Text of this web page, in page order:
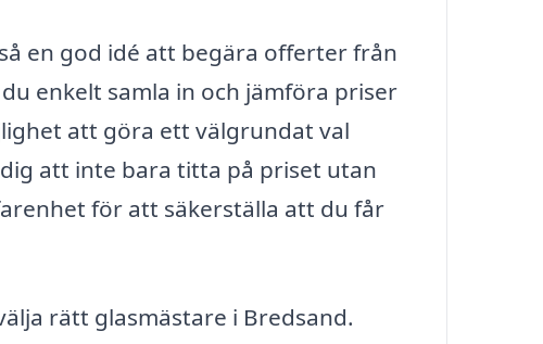
en god idé att begära offerter från
enkelt samla in och jämföra priser
att göra ett välgrundat val
att inte bara titta på priset utan
för att säkerställa att du får
rätt glasmästare i Bredsand.